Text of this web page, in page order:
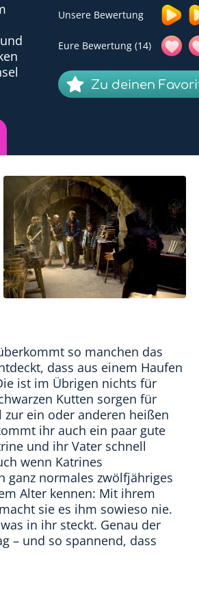
Unsere Bewertung
Eure Bewertung (14)
Zu deinen
so manchen das
dass aus einem Haufen
ist im Übrigen nichts für
Kutten sorgen für
ein oder anderen heißen
ihr auch ein paar gute
und ihr Vater schnell
wenn Katrines
ganz normales zwölfjähriges
Alter kennen: Mit ihrem
sie es ihm sowieso nie.
in ihr steckt. Genau der
– und so spannend, dass